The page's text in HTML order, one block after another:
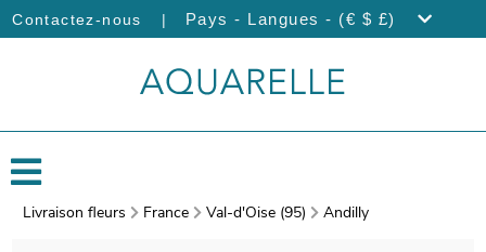
Contactez-nous | Pays - Langues - (€ $ £)
Livraison fleurs France Val-d'Oise (95) Andilly